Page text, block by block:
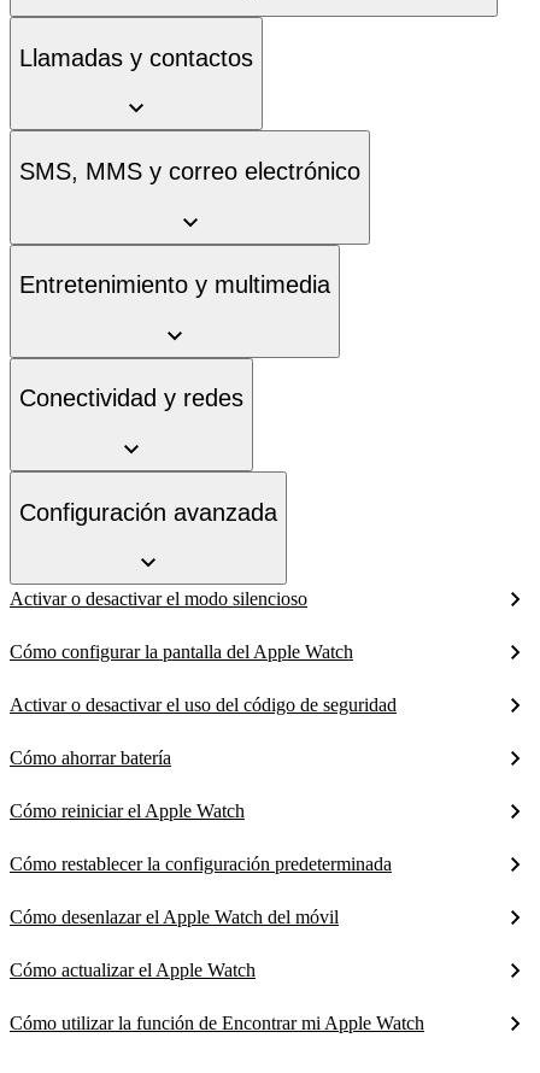
Llamadas y contactos
SMS, MMS y correo electrónico
Entretenimiento y multimedia
Conectividad y redes
Configuración avanzada
Activar o desactivar el modo silencioso
Cómo configurar la pantalla del Apple Watch
Activar o desactivar el uso del código de seguridad
Cómo ahorrar batería
Cómo reiniciar el Apple Watch
Cómo restablecer la configuración predeterminada
Cómo desenlazar el Apple Watch del móvil
Cómo actualizar el Apple Watch
Cómo utilizar la función de Encontrar mi Apple Watch